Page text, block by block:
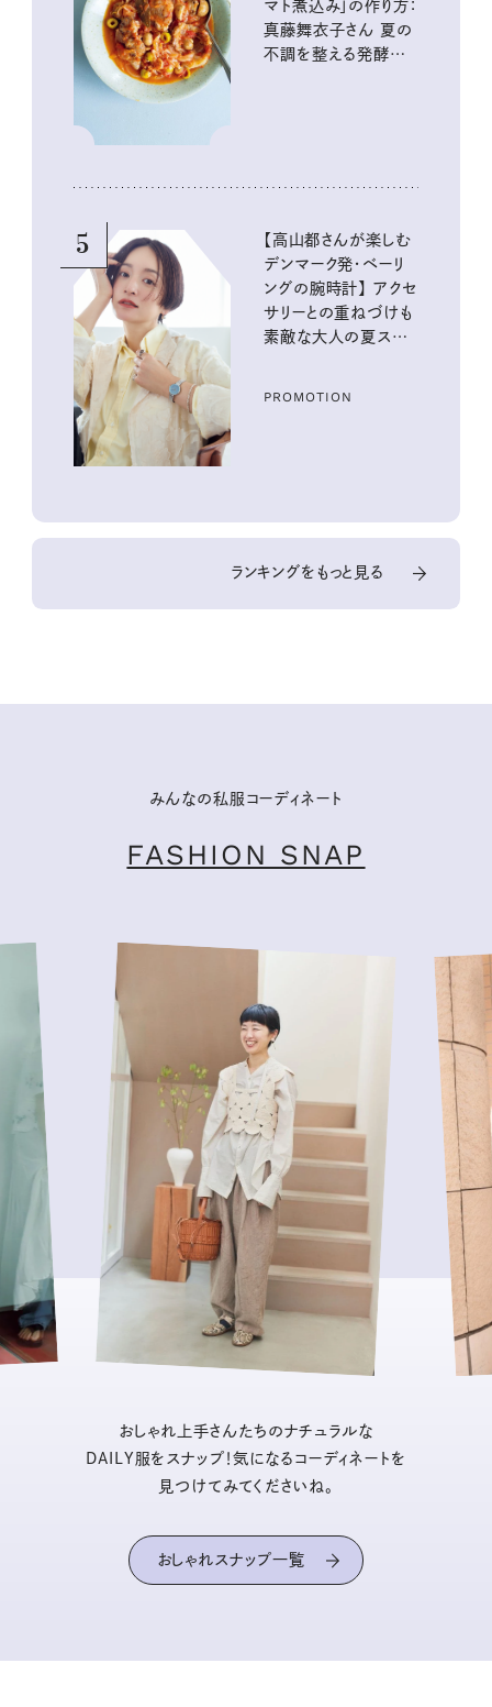
マト煮込み」の作り方：
真藤舞衣子さん 夏の
不調を整える発酵レ
5
【高山都さんが楽しむ
デンマーク発・ベーリ
ングの腕時計】 アクセ
サリーとの重ねづけも
素敵な大人の夏スタイ
PROMOTION
ランキングをもっと見る
みんなの私服コーディネート
FASHION SNAP
おしゃれ上手さんたちのナチュラルな
DAILY服をスナップ！気になるコーディネートを
見つけてみてくださいね。
おしゃれスナップ一覧